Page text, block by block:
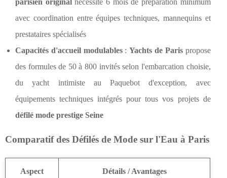
avec coordination entre équipes techniques, mannequins et
prestataires spécialisés
Capacités d'accueil modulables:Yachts de Parispropose
des formules de 50 à 800 invités selon l'embarcation choisie,
du yacht intimiste au Paquebot d'exception, avec
équipements techniques intégrés pour tous vos projets de
défilé mode prestige Seine
Comparatif des Défilés de Mode sur l'Eau à Paris
Aspect Détails / Avantages